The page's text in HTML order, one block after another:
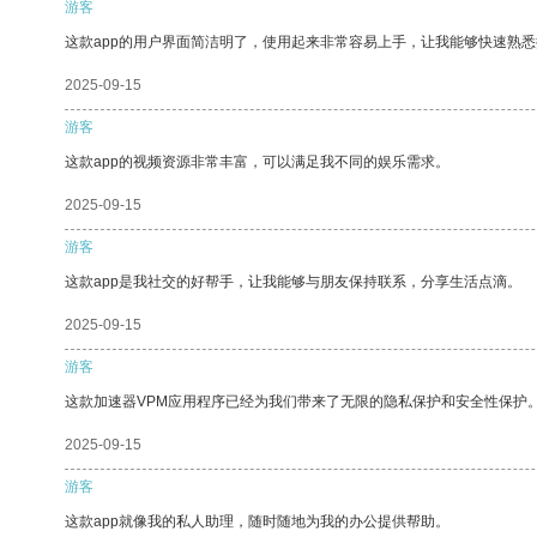
游客
这款app的用户界面简洁明了，使用起来非常容易上手，让我能够快速熟悉
2025-09-15
游客
这款app的视频资源非常丰富，可以满足我不同的娱乐需求。
2025-09-15
游客
这款app是我社交的好帮手，让我能够与朋友保持联系，分享生活点滴。
2025-09-15
游客
这款加速器VPM应用程序已经为我们带来了无限的隐私保护和安全性保护。
2025-09-15
游客
这款app就像我的私人助理，随时随地为我的办公提供帮助。